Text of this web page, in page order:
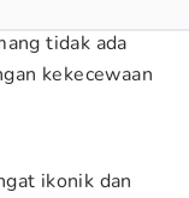
tidak ada
kekecewaan
ikonik dan